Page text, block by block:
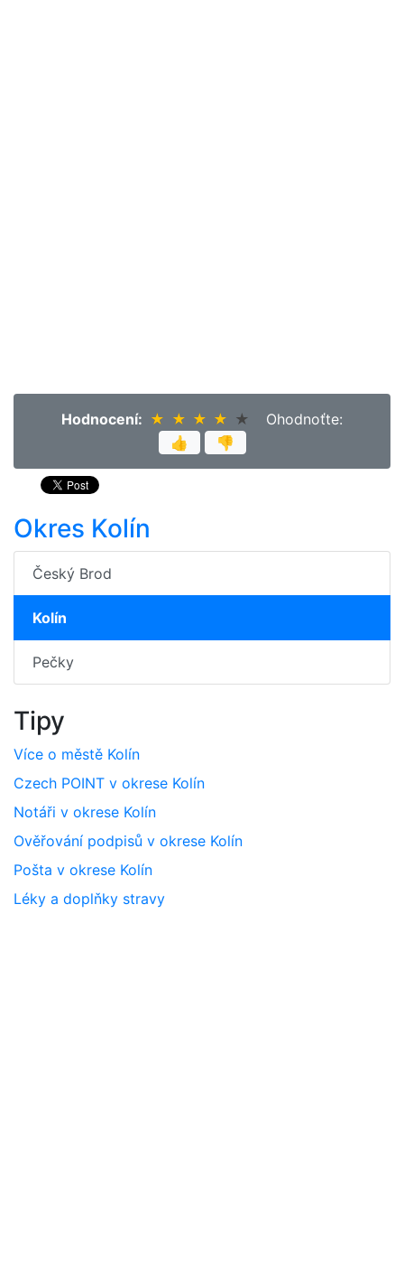
Hodnocení: ★ ★ ★ ★ ★
★ ★ ★ ★ ★
Ohodnoťte:
👍
👎
Okres Kolín
Český Brod
Kolín
Pečky
Tipy
Více o městě Kolín
Czech POINT v okrese Kolín
Notáři v okrese Kolín
Ověřování podpisů v okrese Kolín
Pošta v okrese Kolín
Léky a doplňky stravy